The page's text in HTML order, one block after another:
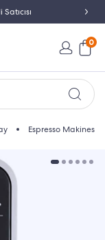
0
Espresso Makinesi